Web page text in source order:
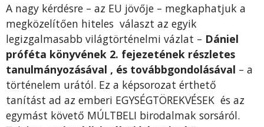
A nagy kérdésre – az EU jövője – megkaphatjuk a
megközelítően hiteles választ az egyik
legizgalmasabb világtörténelmi vázlat – Dániel
próféta könyvének 2. fejezetének részletes
tanulmányozásával , és továbbgondolásával – a
történelem urától. Ez a képsorozat érthető
tanítást ad az emberi EGYSÉGTÖREKVÉSEK és az
egymást követő MÚLTBELI birodalmak sorsáról.